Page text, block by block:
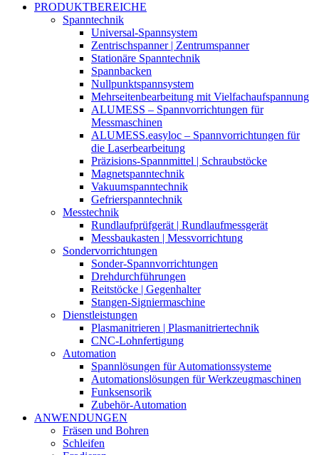
PRODUKTBEREICHE
Spanntechnik
Universal-Spannsystem
Zentrischspanner | Zentrumspanner
Stationäre Spanntechnik
Spannbacken
Nullpunktspannsystem
Mehrseitenbearbeitung mit Vielfachaufspannung
ALUMESS – Spannvorrichtungen für
Messmaschinen
ALUMESS.easyloc – Spannvorrichtungen für
die Laserbearbeitung
Präzisions-Spannmittel | Schraubstöcke
Magnetspanntechnik
Vakuumspanntechnik
Gefrierspanntechnik
Messtechnik
Rundlaufprüfgerät | Rundlaufmessgerät
Messbaukasten | Messvorrichtung
Sondervorrichtungen
Sonder-Spannvorrichtungen
Drehdurchführungen
Reitstöcke | Gegenhalter
Stangen-Signiermaschine
Dienstleistungen
Plasmanitrieren | Plasmanitriertechnik
CNC-Lohnfertigung
Automation
Spannlösungen für Automationssysteme
Automationslösungen für Werkzeugmaschinen
Funksensorik
Zubehör-Automation
ANWENDUNGEN
Fräsen und Bohren
Schleifen